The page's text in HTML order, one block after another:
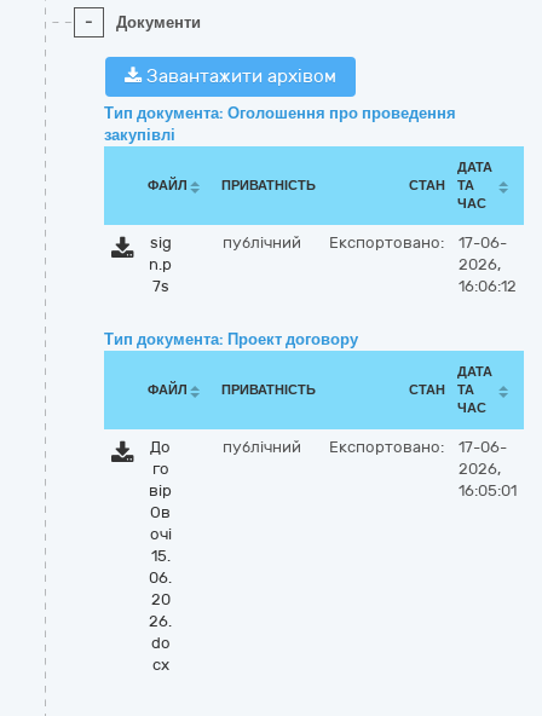
- Документи
Завантажити архівом
Тип документа: Оголошення про проведення
закупівлі
ФАЙЛ ПРИВАТНІСТЬ СТАН
ДАТА
ТА
ЧАС
sig
n.p
7s
публічний Експортовано:
17-06-
2026,
16:06:12
Тип документа: Проект договору
ФАЙЛ ПРИВАТНІСТЬ СТАН
ДАТА
ТА
ЧАС
До
го
вір
Ов
очі
15.
06.
20
26.
do
cx
публічний Експортовано:
17-06-
2026,
16:05:01